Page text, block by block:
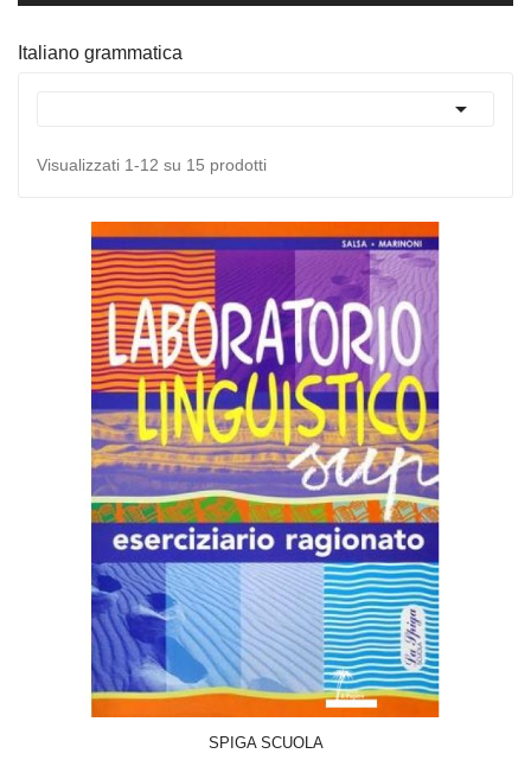
Italiano grammatica

Visualizzati 1-12 su 15 prodotti
SPIGA SCUOLA